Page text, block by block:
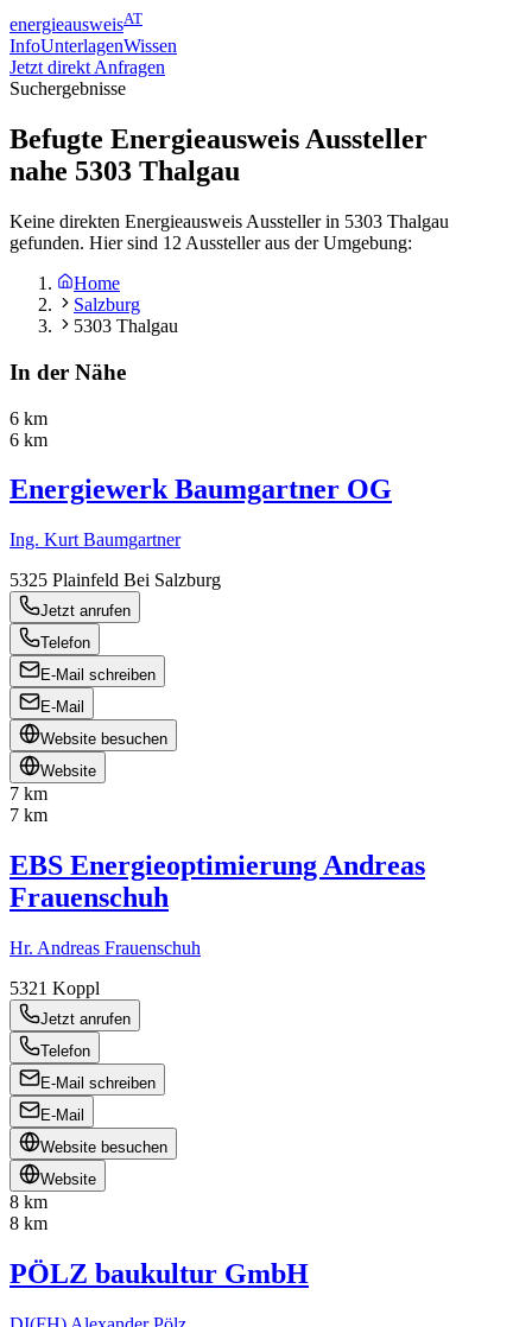
energieausweisAT
InfoUnterlagenWissen
Jetzt direkt Anfragen
Suchergebnisse
Befugte Energieausweis Aussteller
nahe 5303 Thalgau
Keine direkten Energieausweis Aussteller in 5303 Thalgau
gefunden. Hier sind 12 Aussteller aus der Umgebung:
Home
Salzburg
5303 Thalgau
In der Nähe
6 km
6 km
Energiewerk Baumgartner OG
Ing. Kurt Baumgartner
5325 Plainfeld Bei Salzburg
Jetzt anrufen
Telefon
E-Mail schreiben
E-Mail
Website besuchen
Website
7 km
7 km
EBS Energieoptimierung Andreas
Frauenschuh
Hr. Andreas Frauenschuh
5321 Koppl
Jetzt anrufen
Telefon
E-Mail schreiben
E-Mail
Website besuchen
Website
8 km
8 km
PÖLZ baukultur GmbH